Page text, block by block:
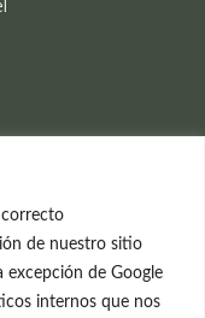
correcto
de nuestro sitio
excepción de Google
internos que nos